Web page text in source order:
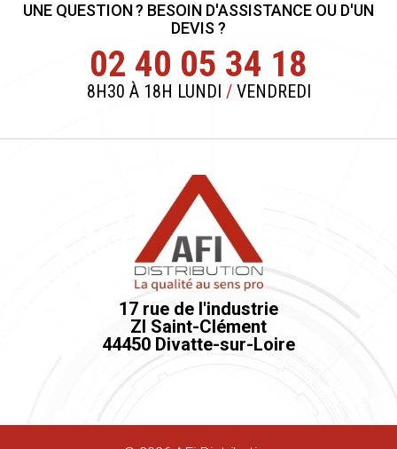
UNE QUESTION ? BESOIN D'ASSISTANCE OU D'UN
DEVIS ?
02 40 05 34 18
8H30 À 18H LUNDI /VENDREDI
17 rue de l'industrie
ZI Saint-Clément
44450 Divatte-sur-Loire